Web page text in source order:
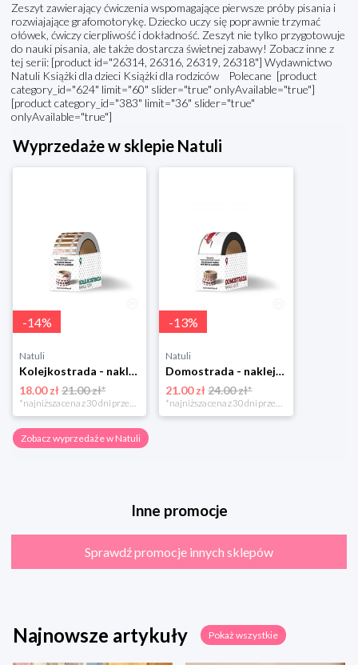
Zeszyt zawierający ćwiczenia wspomagające pierwsze próby pisania i
rozwiajające grafomotorykę. Dziecko uczy się poprawnie trzymać
ołówek, ćwiczy cierpliwość i dokładność. Zeszyt nie tylko przygotowuje
do nauki pisania, ale także dostarcza świetnej zabawy! Zobacz inne z
tej serii: [product id="26314, 26316, 26319, 26318"] Wydawnictwo
Natuli Książki dla dzieci Książki dla rodziców Polecane [product
category_id="624" limit="60" slider="true" onlyAvailable="true"]
[product category_id="383" limit="36" slider="true"
onlyAvailable="true"]
Wyprzedaże w sklepie Natuli
-14%
Natuli
Kolejkostrada - naklejaj tory Zuzutoys
18.00 zł21.00 zł*
*najniższa cena z 30 dni przed obniżką
-13%
Natuli
Domostrada - naklejaj ulice Zuzutoys
21.00 zł 24.00 zł*
*najniższa cena z 30 dni przed obniżką
Zobacz wyprzedaże w Natuli
Inne promocje
Sprawdź promocje innych sklepów
Najnowsze artykuły Pokaż wszystkie